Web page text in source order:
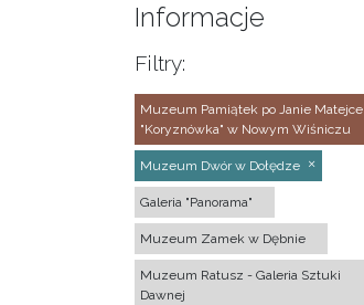
Informacje
Filtry:
Muzeum Pamiątek po Janie Matejce
"Koryznówka" w Nowym Wiśniczu
Muzeum Dwór w Dołędze
Galeria "Panorama"
Muzeum Zamek w Dębnie
Muzeum Ratusz - Galeria Sztuki
Dawnej